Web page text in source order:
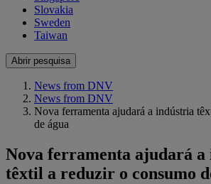
Slovakia
Sweden
Taiwan
Abrir pesquisa
News from DNV
News from DNV
Nova ferramenta ajudará a indústria
de água
Nova ferramenta ajudará
têxtil a reduzir o consumo